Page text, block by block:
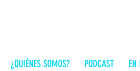
¿QUIÉNES SOMOS? PODCAST